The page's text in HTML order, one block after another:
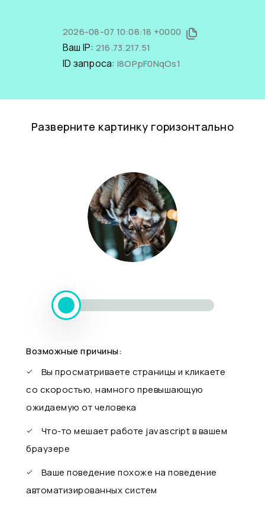
2026-08-07 10:08:18 +0000
Ваш IP: 216.73.217.51
ID запроса: I8OPpF0NqOs1
Разверните картинку горизонтально
Возможные причины:
Вы просматриваете страницы и кликаете
со скоростью, намного превышающую
ожидаемую от человека
Что-то мешает работе javascript в вашем
браузере
Ваше поведение похоже на поведение
автоматизированных систем